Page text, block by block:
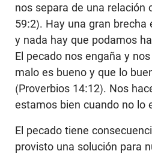
nos separa de una relación
59:2). Hay una gran brecha
y nada hay que podamos
El pecado nos engaña y
malo es bueno y que lo
(Proverbios 14:12). Nos
estamos bien cuando no lo
El pecado tiene
provisto una solución para